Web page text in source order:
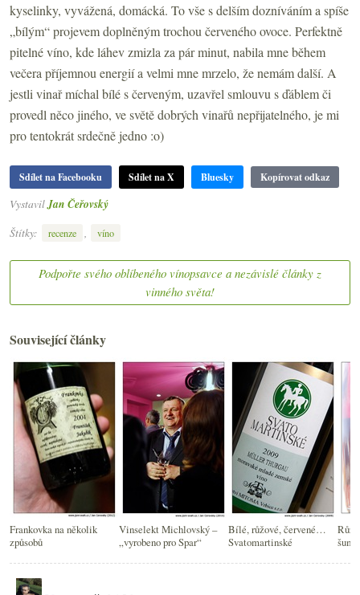
kyselinky, vyvážená, domácká. To vše s delším dozníváním a spíše
„bílým“ projevem doplněným trochou červeného ovoce. Perfektně
pitelné víno, kde láhev zmizla za pár minut, nabila mne během
večera příjemnou energií a velmi mne mrzelo, že nemám další. A
jestli vinař míchal bílé s červeným, uzavřel smlouvu s ďáblem či
provedl něco jiného, ve světě dobrých vinařů nepřijatelného, je mi
pro tentokrát srdečně jedno :o)
Sdílet na Facebooku Sdílet na X Bluesky Kopírovat odkaz
Vystavil Jan Čeřovský
Štítky:
recenze , víno
Podpořte svého oblíbeného vínopsavce a nezávislé články z
vinného světa!
Související články
Frankovka na několik
způsobů
Vinselekt Michlovský –
„vyrobeno pro Spar“
Bílé, růžové, červené…
Svatomartinské